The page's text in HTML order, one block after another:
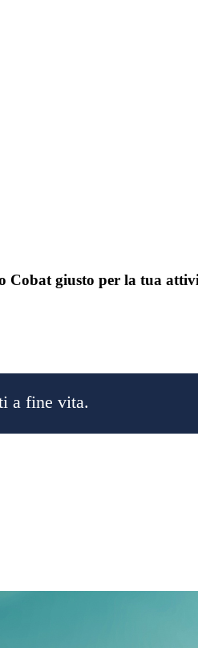
Cobat giusto per la tua
a fine vita.